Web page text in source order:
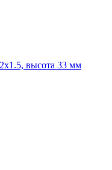
высота 33 мм